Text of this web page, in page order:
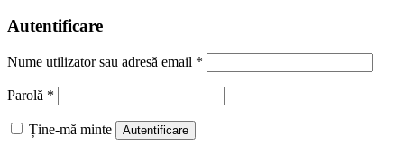
Autentificare
Nume utilizator sau adresă email *
Parolă *
Ține-mă minte Autentificare